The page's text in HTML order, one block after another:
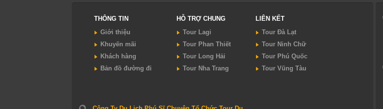
THÔNG TIN
Giới thiệu
Khuyến mãi
Khách hàng
Bản đồ đường đi
HỖ TRỢ CHUNG
Tour Lagi
Tour Phan Thiết
Tour Long Hải
Tour Nha Trang
LIÊN KẾT
Tour Đà Lạt
Tour Ninh Chữ
Tour Phú Quốc
Tour Vũng Tàu